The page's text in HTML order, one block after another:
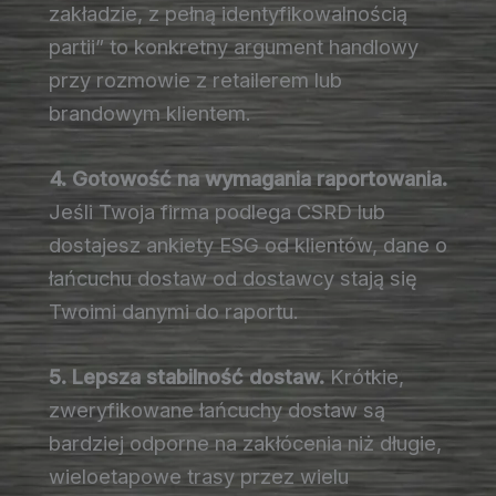
zakładzie, z pełną identyfikowalnością
partii” to konkretny argument handlowy
przy rozmowie z retailerem lub
brandowym klientem.
4. Gotowość na wymagania raportowania.
Jeśli Twoja firma podlega CSRD lub
dostajesz ankiety ESG od klientów, dane o
łańcuchu dostaw od dostawcy stają się
Twoimi danymi do raportu.
5. Lepsza stabilność dostaw. Krótkie,
zweryfikowane łańcuchy dostaw są
bardziej odporne na zakłócenia niż długie,
wieloetapowe trasy przez wielu